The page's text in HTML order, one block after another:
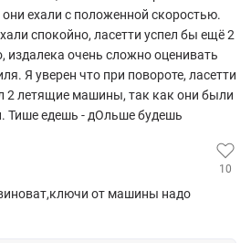
ехали с положенной скоростью.
спокойно, ласетти успел бы ещё 2
издалека очень сложно оценивать
Я уверен что при повороте, ласетти
2 летящие машины, так как они были
Тише едешь - дОльше будешь
10
от машины надо